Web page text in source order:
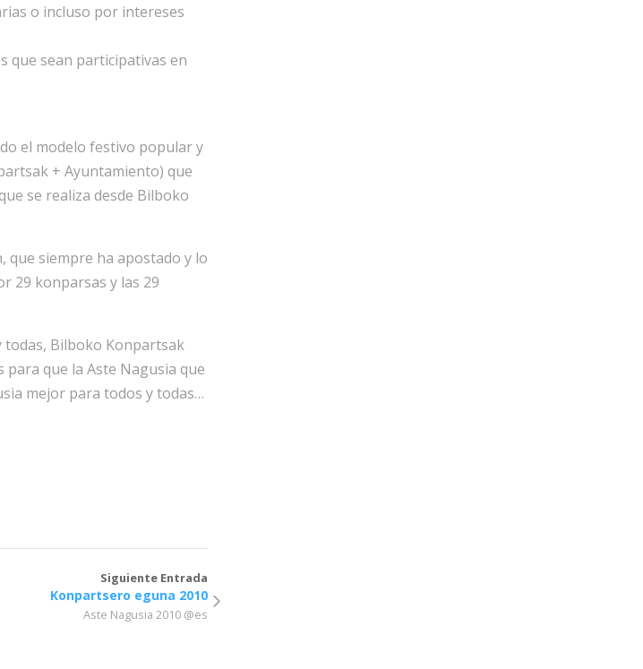
o incluso por intereses
que sean participativas en
el modelo festivo popular y
+ Ayuntamiento) que
se realiza desde Bilboko
que siempre ha apostado y lo
29 konparsas y las 29
todas, Bilboko Konpartsak
que la Aste Nagusia que
mejor para todos y todas…
Siguiente Entrada
Konpartsero eguna 2010
Aste Nagusia 2010 @es